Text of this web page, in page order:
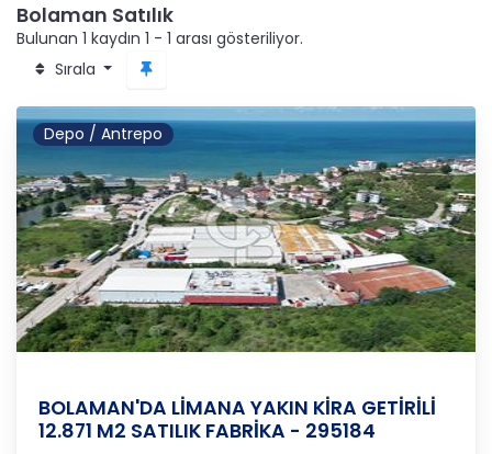
Bolaman Satılık
Bulunan 1 kaydın 1 - 1 arası gösteriliyor.
Sırala
Depo / Antrepo
BOLAMAN'DA LİMANA YAKIN KİRA GETİRİLİ
12.871 M2 SATILIK FABRİKA - 295184